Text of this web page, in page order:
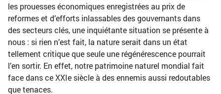
les prouesses économiques enregistrées au prix de
reformes et d’efforts inlassables des gouvernants dans
des secteurs clés, une inquiétante situation se présente à
nous : si rien n’est fait, la nature serait dans un état
tellement critique que seule une régénérescence pourrait
l’en sortir. En effet, notre patrimoine naturel mondial fait
face dans ce XXIe siècle à des ennemis aussi redoutables
que tenaces.